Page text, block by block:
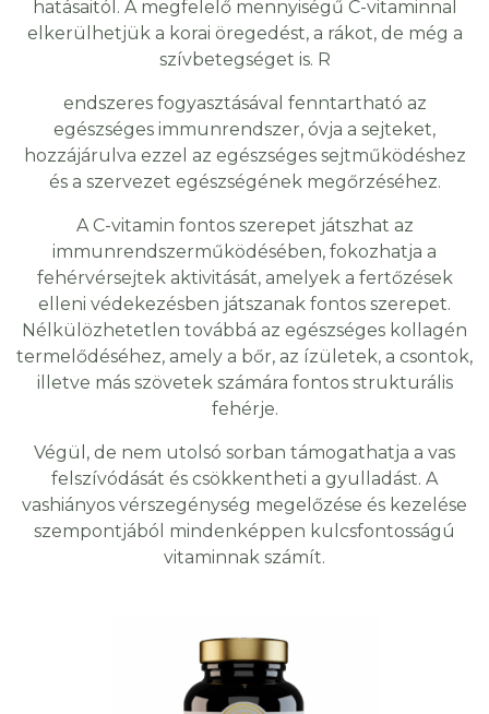
hatásaitól. A megfelelő mennyiségű C-vitaminnal
elkerülhetjük a korai öregedést, a rákot, de még a
szívbetegséget is. R
endszeres fogyasztásával fenntartható az
egészséges immunrendszer, óvja a sejteket,
hozzájárulva ezzel az egészséges sejtműködéshez
és a szervezet egészségének megőrzéséhez.
A C-vitamin fontos szerepet játszhat az
immunrendszerműködésében, fokozhatja a
fehérvérsejtek aktivitását, amelyek a fertőzések
elleni védekezésben játszanak fontos szerepet.
Nélkülözhetetlen továbbá az egészséges kollagén
termelődéséhez, amely a bőr, az ízületek, a csontok,
illetve más szövetek számára fontos strukturális
fehérje.
Végül, de nem utolsó sorban támogathatja a vas
felszívódását és csökkentheti a gyulladást. A
vashiányos vérszegénység megelőzése és kezelése
szempontjából mindenképpen kulcsfontosságú
vitaminnak számít.